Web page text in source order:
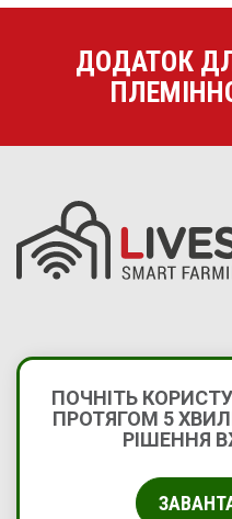
ДОДАТОК
ПОЧНІТЬ
ПРОТЯГОМ 5
РІШЕННЯ